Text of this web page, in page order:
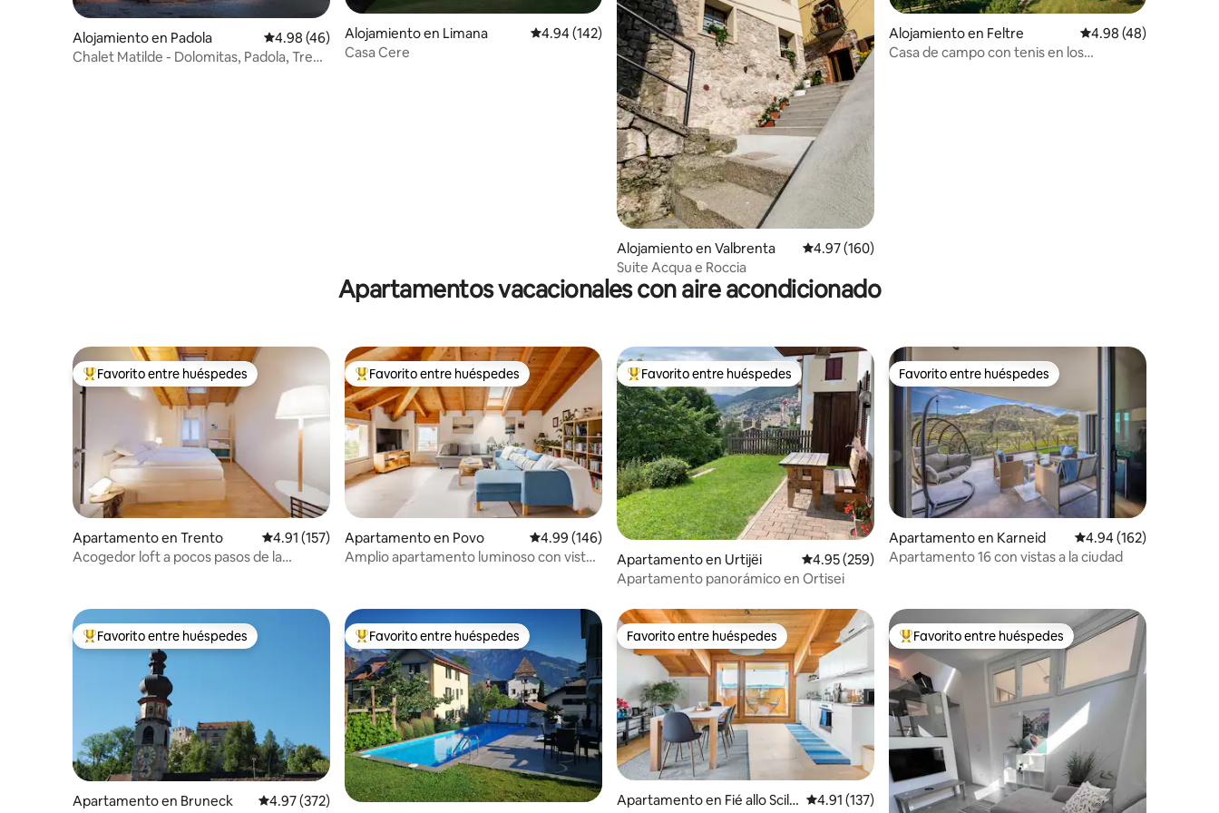
Alojamiento en Padola Calificación promedio: 4.98 de 5, 46 reseñas
4.98 (46)
Chalet Matilde - Dolomitas, Padola, Tre
Alojamiento en Limana Calificación promedio: 4.94 de 5, 142 reseñas
4.94 (142)
Casa Cere
Alojamiento en Valbrenta Calificación promedio: 4.97 de 5, 160 reseñas
4.97 (160)
Suite Acqua e Roccia
Alojamiento en Feltre Calificación
4.98 (48)
Casa de campo con tenis en los
Apartamentos vacacionales con aire acondicionado
Favorito entre huéspedes preferido
Favorito entre huéspedes
Apartamento en Trento Calificación promedio: 4.91 de 5, 157 reseñas
4.91 (157)
Acogedor loft a pocos pasos de la
Favorito entre huéspedes preferido
Favorito entre huéspedes
Apartamento en Povo Calificación promedio: 4.99 de 5, 146 reseñas
4.99 (146)
Amplio apartamento luminoso con vistas
Favorito entre huéspedes preferido
Favorito entre huéspedes
Apartamento en Urtijëi Calificación promedio: 4.95 de 5, 259 reseñas
4.95 (259)
Apartamento panorámico en Ortisei
Favorito entre huéspedes
Favorito entre huéspedes
Apartamento en Karneid Calificación promedio:
4.94 (162)
Apartamento 16 con vistas a la ciudad
Favorito entre huéspedes preferido
Favorito entre huéspedes
Apartamento en Bruneck Calificación promedio: 4.97 de 5, 372 reseñas
4.97 (372)
Favorito entre huéspedes preferido
Favorito entre huéspedes Favorito entre huéspedes
Favorito entre huéspedes
Apartamento en Fié allo Scilia Calificación promedio: 4.91 de 5, 137 reseñas
4.91 (137)
Favorito entre huéspedes preferido
Favorito entre huéspedes